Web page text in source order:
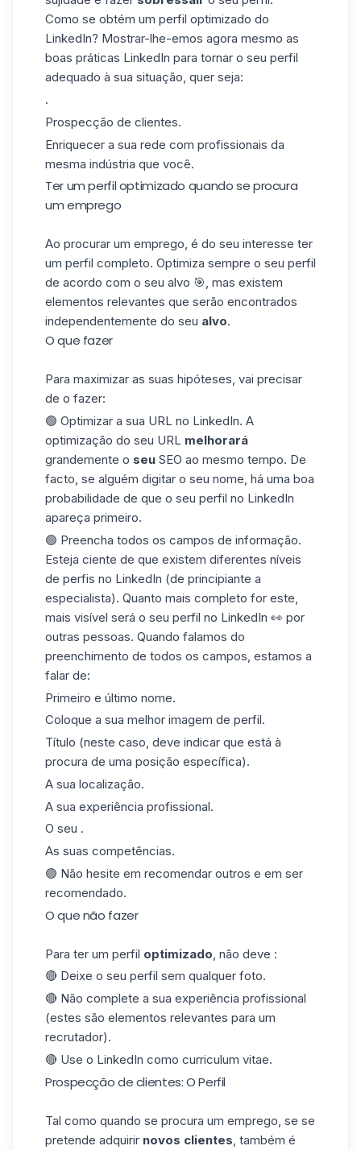
Como se obtém um perfil optimizado do
LinkedIn? Mostrar-lhe-emos agora mesmo as
boas práticas LinkedIn para tornar o seu perfil
adequado à sua situação, quer seja:
.
Prospecção de clientes.
Enriquecer a sua rede com profissionais da
mesma indústria que você.
Ter um perfil optimizado quando se procura
um emprego
Ao procurar um emprego, é do seu interesse ter
um perfil completo. Optimiza sempre o seu perfil
de acordo com o seu alvo 🎯, mas existem
elementos relevantes que serão encontrados
independentemente do seu alvo.
O que fazer
Para maximizar as suas hipóteses, vai precisar
de o fazer:
🟢 Optimizar a sua URL no LinkedIn. A
optimização do seu URL melhorará
grandemente o seu SEO ao mesmo tempo. De
facto, se alguém digitar o seu nome, há uma boa
probabilidade de que o seu perfil no LinkedIn
apareça primeiro.
🟢 Preencha todos os campos de informação.
Esteja ciente de que existem diferentes níveis
de perfis no LinkedIn (de principiante a
especialista). Quanto mais completo for este,
mais visível será o seu perfil no LinkedIn 👀 por
outras pessoas. Quando falamos do
preenchimento de todos os campos, estamos a
falar de:
Primeiro e último nome.
Coloque a sua melhor imagem de perfil.
Título (neste caso, deve indicar que está à
procura de uma posição específica).
A sua localização.
A sua experiência profissional.
O seu .
As suas competências.
🟢 Não hesite em recomendar outros e em ser
recomendado.
O que não fazer
Para ter um perfil optimizado , não deve :
🔴 Deixe o seu perfil sem qualquer foto.
🔴 Não complete a sua experiência profissional
(estes são elementos relevantes para um
recrutador).
🔴 Use o LinkedIn como curriculum vitae.
Prospecção de clientes: O Perfil
Tal como quando se procura um emprego, se se
pretende adquirir novos clientes , também é